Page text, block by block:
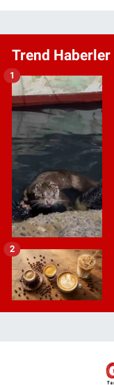
Trend Haberler
1
2